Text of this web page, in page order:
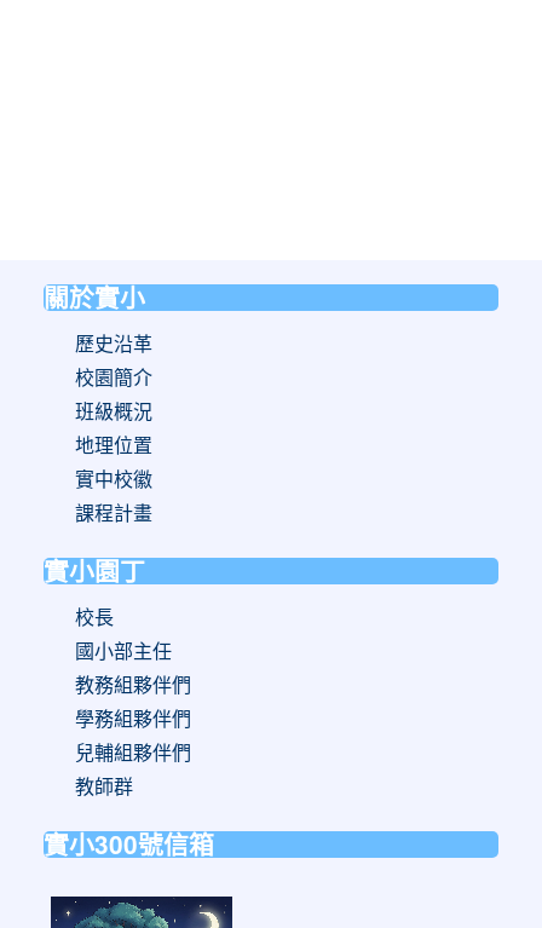
關於實小
歷史沿革
校園簡介
班級概況
地理位置
實中校徽
課程計畫
實小園丁
校長
國小部主任
教務組夥伴們
學務組夥伴們
兒輔組夥伴們
教師群
實小300號信箱